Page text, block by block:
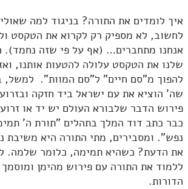
איך לומדים את התורה? בניגוד למה
לחשוב, לא מספיק רק לקרוא את הטקסט
אנחנו מתחברים… (אף על פי שזה נחמד).
שלנו את הטקסט עלולה להטעות אותנו,
להפוך מ"סם חיים" ל"סם המוות". למשל,
שה' הוציא את עם ישראל ביד חזקה
פירוש הדבר שלבורא העולם יש יד או
כבר כתב דוד המלך בתהלים "תורת ה'
נפש". ומסבירים, מתי התורה היא משיבת
את הדעת? כשהיא תמימה, כלומר שלמה.
ללמוד את התורה עם פירוש מהימן
הדורות.